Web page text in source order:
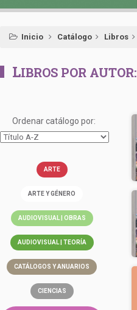
Inicio Catálogo Libros
LIBROS POR AUTOR:
Ordenar catálogo por:
ARTE
ARTE Y GÉNERO
AUDIOVISUAL | OBRAS
AUDIOVISUAL | TEORÍA
CATÁLOGOS Y ANUARIOS
CIENCIAS